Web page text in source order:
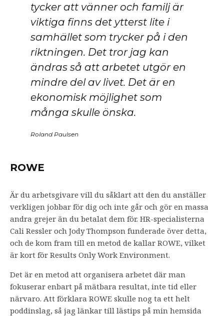
tycker att vänner och familj är
viktiga finns det ytterst lite i
samhället som trycker på i den
riktningen. Det tror jag kan
ändras så att arbetet utgör en
mindre del av livet. Det är en
ekonomisk möjlighet som
många skulle önska.
Roland Paulsen
ROWE
Är du arbetsgivare vill du såklart att den du anställer
verkligen jobbar för dig och inte går och gör en massa
andra grejer än du betalat dem för. HR-specialisterna
Cali Ressler och Jody Thompson funderade över detta,
och de kom fram till en metod de kallar ROWE, vilket
är kort för Results Only Work Environment.
Det är en metod att organisera arbetet där man
fokuserar enbart på mätbara resultat, inte tid eller
närvaro. Att förklara ROWE skulle nog ta ett helt
poddinslag, så jag länkar till lästips på min hemsida